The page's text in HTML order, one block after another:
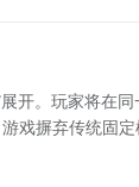
开。玩家将在同
戏摒弃传统固定